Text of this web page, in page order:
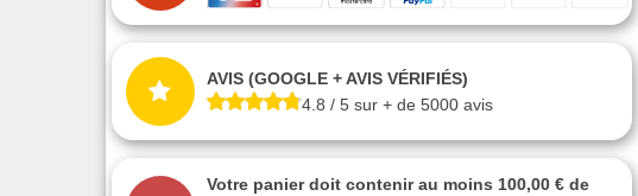
AVIS (GOOGLE + AVIS VÉRIFIÉS)
4.8 / 5 sur + de 5000 avis
Votre panier doit contenir au moins 100,00 € de